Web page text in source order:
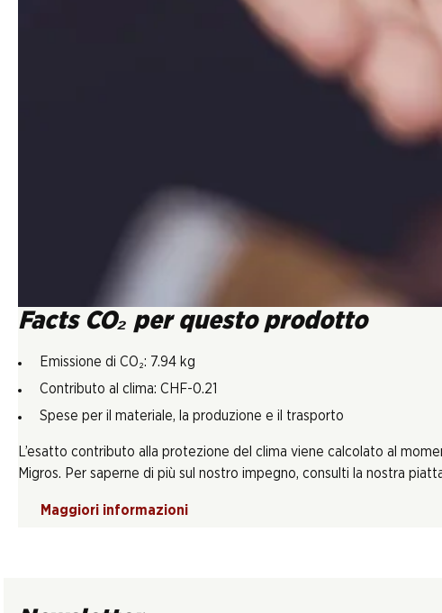
Facts CO₂ per questo prodotto
Emissione di CO₂: 7.94 kg
Contributo al clima: CHF-0.21
Spese per il materiale, la produzione e il trasporto
L’esatto contributo alla protezione del clima viene calcolato al
Migros. Per saperne di più sul nostro impegno, consulti la nostra
Maggiori informazioni